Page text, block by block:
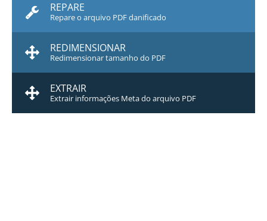
REPARE
Repare o arquivo PDF danificado
REDIMENSIONAR
Redimensionar tamanho do PDF
EXTRAIR
Extrair informações Meta do arquivo PDF